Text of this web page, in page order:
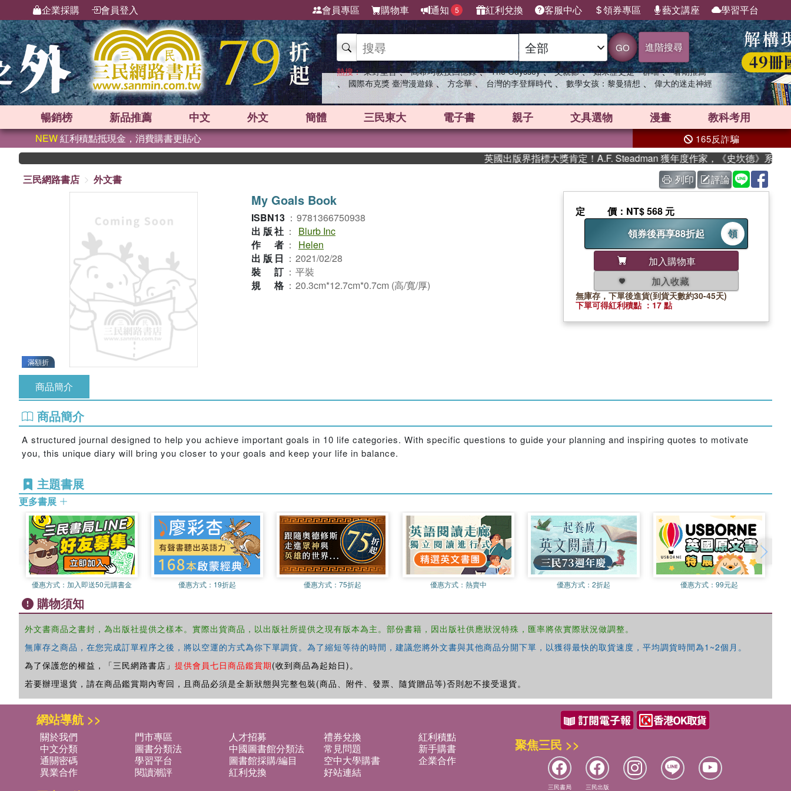
企業採購 會員登入 會員專區 購物車 通知 5 紅利兌換 客服中心 領券專區 藝文講座 學習平台
GO 進階搜尋
熱搜： 東野圭吾 、 高希均教授回憶錄 、 The Odyssey 、 父親節 、 如果歷史是一群喵 、 暑期推薦
、 國際布克獎 臺灣漫遊錄 、 方念華 、 台灣的李登輝時代 、 數學女孩：黎曼猜想 、 偉大的迷走神經
暢銷榜 新品推薦 中文 外文 簡體 三民東大 電子書 親子 文具選物 漫畫 教科考用
NEW紅利積點抵現金，消費購書更貼心 165反詐騙
英國出版界指標大獎肯定！A.F. Steadman 獲年度作家，《史坎德》系列帶你
三民網路書店
外文書 列印 評論
滿額折
My Goals Book
ISBN13 ： 9781366750938
出版社 ：
Blurb Inc
作者 ：
Helen
出版日 ： 2021/02/28
裝訂 ： 平裝
規格 ： 20.3cm*12.7cm*0.7cm (高/寬/厚)
定價 ：NT$ 568 元
領券後再享88折起
領
加入購物車
加入收藏
無庫存，下單後進貨(到貨天數約30-45天)
下單可得紅利積點 ：17 點
商品簡介
商品簡介
A structured journal designed to help you achieve important goals in 10 life categories. With specific questions to guide your planning and inspiring quotes to motivate
you, this unique diary will bring you closer to your goals and keep your life in balance.
主題書展
更多書展
優惠方式： 加入即送50元購書金 優惠方式： 19折起 優惠方式：75折起 優惠方式： 熱賣中 優惠方式：2折起 優惠方式：99元起
購物須知
外文書商品之書封，為出版社提供之樣本。實際出貨商品，以出版社所提供之現有版本為主。部份書籍，因出版社供應狀況特殊，匯率將依實際狀況做調整。
無庫存之商品，在您完成訂單程序之後，將以空運的方式為你下單調貨。為了縮短等待的時間，建議您將外文書與其他商品分開下單，以獲得最快的取貨速度，平均調貨時間為1~2個月。
為了保護您的權益，「三民網路書店」 提供會員七日商品鑑賞期(收到商品為起始日)。
若要辦理退貨，請在商品鑑賞期內寄回，且商品必須是全新狀態與完整包裝(商品、附件、發票、隨貨贈品等)否則恕不接受退貨。
網站導航 >>
關於我們 門市專區 人才招募 禮券兌換
紅利積點
中文分類
圖書分類法 中國圖書館分類法 常見問題
新手購書
通關密碼
學習平台 圖書館採購/編目 空中大學購書
企業合作
異業合作
閱讀潮評 紅利兌換 好站連結
聚焦三民 >>
三民書局 三民出版